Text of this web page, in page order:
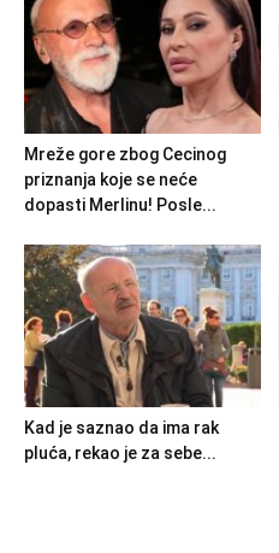
Mreže gore zbog Cecinog
priznanja koje se neće
dopasti Merlinu! Posle...
Kad je saznao da ima rak
pluća, rekao je za sebe...